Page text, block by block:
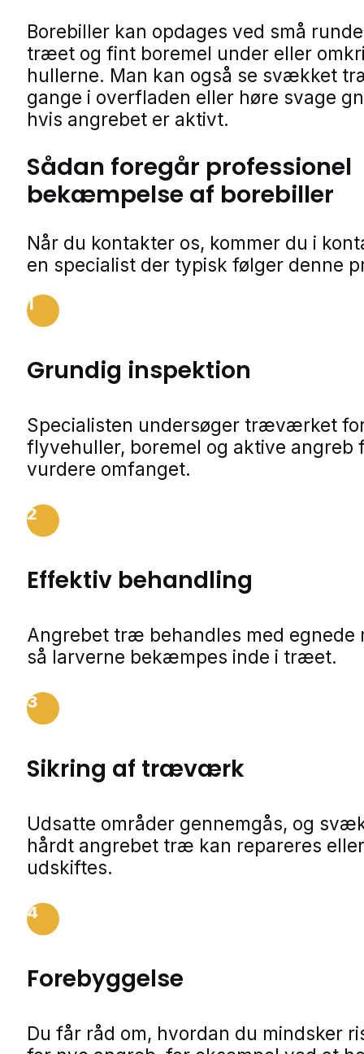
Borebiller kan opdages ved små
træet og fint boremel under eller
hullerne. Man kan også se svækket
gange i overfladen eller høre svage
hvis angrebet er aktivt.
Sådan foregår professionel
bekæmpelse af borebiller
Når du kontakter os, kommer du i
en specialist der typisk følger denne
1
Grundig inspektion
Specialisten undersøger træværket
flyvehuller, boremel og aktive angreb
vurdere omfanget.
2
Effektiv behandling
Angrebet træ behandles med egnede
så larverne bekæmpes inde i træet.
3
Sikring af træværk
Udsatte områder gennemgås, og
hårdt angrebet træ kan repareres eller
udskiftes.
4
Forebyggelse
Du får råd om, hvordan du mindsker